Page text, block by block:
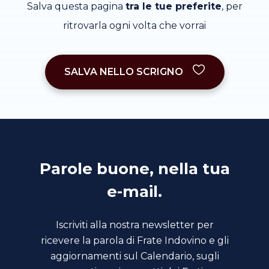
Salva questa pagina tra le tue preferite, per
ritrovarla ogni volta che vorrai
SALVA NELLO SCRIGNO
Parole buone, nella tua
e-mail.
Iscriviti alla nostra newsletter per
ricevere la parola di Frate Indovino e gli
aggiornamenti sul Calendario, sugli